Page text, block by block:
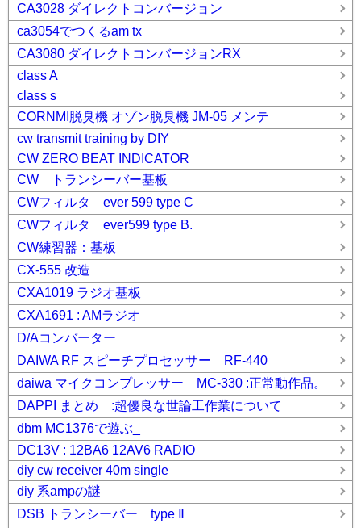
CA3028 ダイレクトコンバージョン
ca3054でつくるam tx
CA3080 ダイレクトコンバージョンRX
class A
class s
CORNMI脱臭機 オゾン脱臭機 JM-05 メンテ
cw transmit training by DIY
CW ZERO BEAT INDICATOR
CW トランシーバー基板
CWフィルタ ever 599 type C
CWフィルタ ever599 type B.
CW練習器：基板
CX-555 改造
CXA1019 ラジオ基板
CXA1691 : AMラジオ
D/Aコンバーター
DAIWA RF スピーチプロセッサー RF-440
daiwa マイクコンプレッサー MC-330 :正常動作品。
DAPPI まとめ :超優良な世論工作業について
dbm MC1376で遊ぶ_
DC13V : 12BA6 12AV6 RADIO
diy cw receiver 40m single
diy 系ampの謎
DSB トランシーバー type Ⅱ